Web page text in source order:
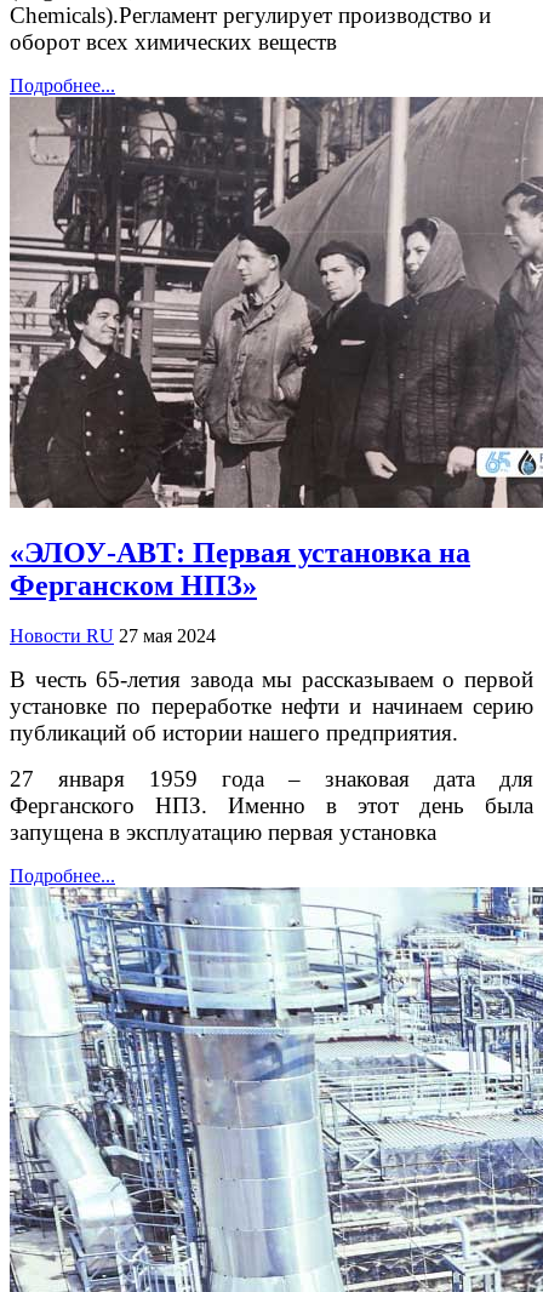
Chemicals).Регламент регулирует производство и
оборот всех химических веществ
Подробнее...
«ЭЛОУ-АВТ: Первая установка на
Ферганском НПЗ»
Новости RU 27 мая 2024
В честь 65-летия завода мы рассказываем о первой
установке по переработке нефти и начинаем серию
публикаций об истории нашего предприятия.
27 января 1959 года – знаковая дата для
Ферганского НПЗ. Именно в этот день была
запущена в эксплуатацию первая установка
Подробнее...